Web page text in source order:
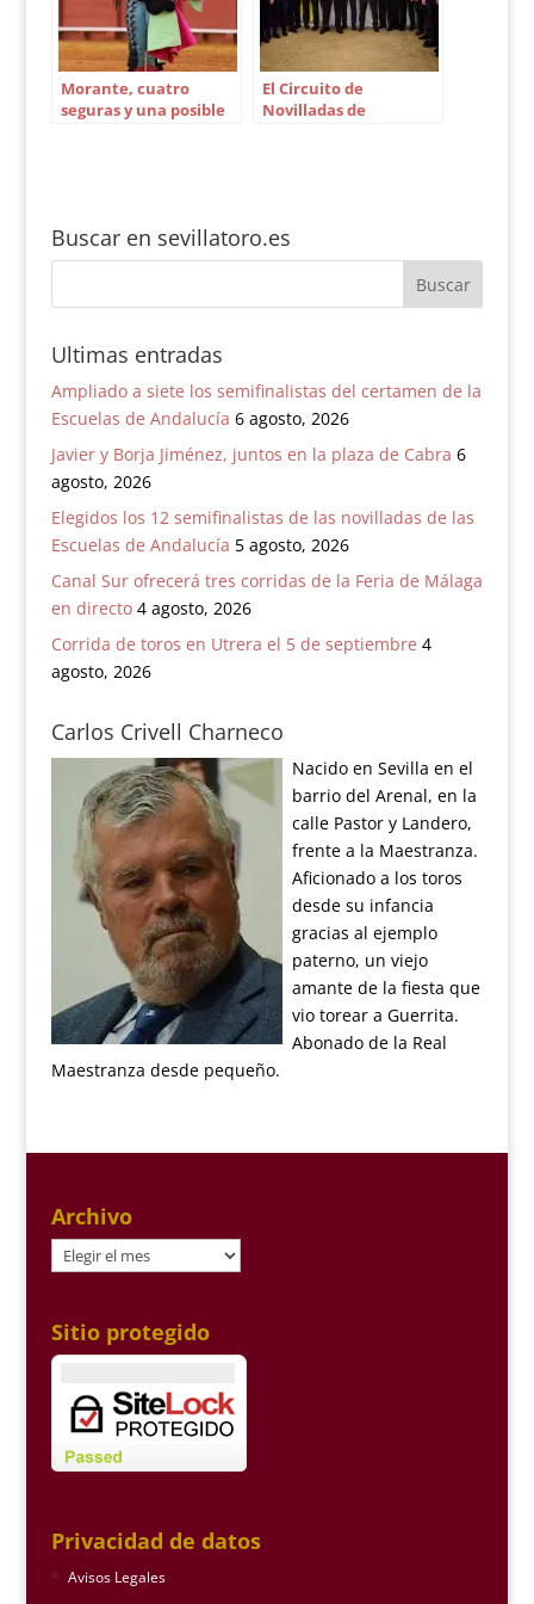
Morante, cuatro
seguras y una posible
El Circuito de
Novilladas de
Buscar en sevillatoro.es
Ultimas entradas
Ampliado a siete los semifinalistas del certamen de la
Escuelas de Andalucía 6 agosto, 2026
Javier y Borja Jiménez, juntos en la plaza de Cabra 6
agosto, 2026
Elegidos los 12 semifinalistas de las novilladas de las
Escuelas de Andalucía 5 agosto, 2026
Canal Sur ofrecerá tres corridas de la Feria de Málaga
en directo 4 agosto, 2026
Corrida de toros en Utrera el 5 de septiembre 4
agosto, 2026
Carlos Crivell Charneco
Nacido en Sevilla en el
barrio del Arenal, en la
calle Pastor y Landero,
frente a la Maestranza.
Aficionado a los toros
desde su infancia
gracias al ejemplo
paterno, un viejo
amante de la fiesta que
vio torear a Guerrita.
Abonado de la Real
Maestranza desde pequeño.
Archivo
Archivo
Sitio protegido
Privacidad de datos
Avisos Legales